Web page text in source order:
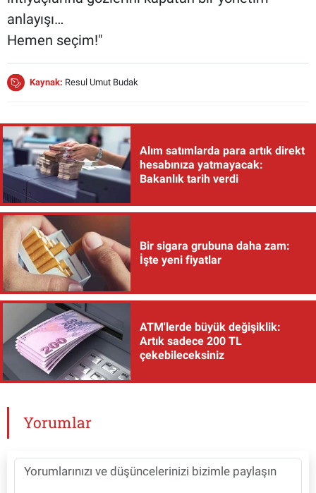
anlayışı…
Hemen seçim!"
Kaynak: Resul Umut Budak
Alım satımlarda para artık direkt
hesabınıza yatmayacak:
Bakanlık tarih verdi
Bir sigara grubuna daha zam:
İşte yeni fiyatlar
ATM'lerde büyük değişiklik:
Artık sadece 200 TL
çekebileceksiniz
Yorumlar